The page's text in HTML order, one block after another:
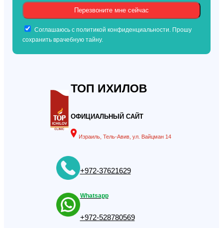
Соглашаюсь с политикой конфиденциальности. Прошу
сохранить врачебную тайну.
ТОП ИХИЛОВ
ОФИЦИАЛЬНЫЙ САЙТ
Израиль, Тель-Авив, ул. Вайцман 14
+972-37621629
Whatsapp
+972-528780569